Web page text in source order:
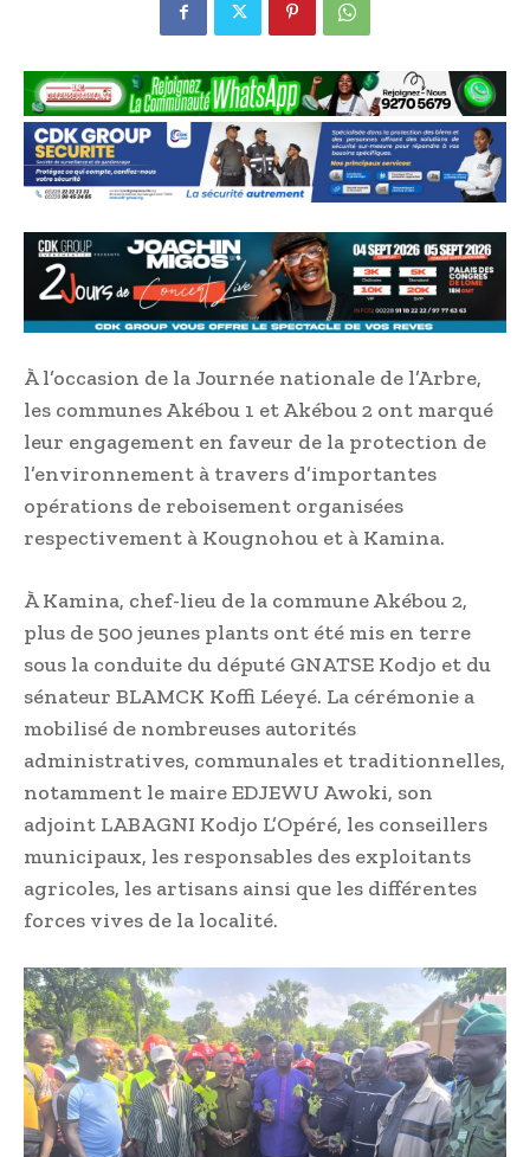
À l’occasion de la Journée nationale de l’Arbre,
les communes Akébou 1 et Akébou 2 ont marqué
leur engagement en faveur de la protection de
l’environnement à travers d’importantes
opérations de reboisement organisées
respectivement à Kougnohou et à Kamina.
À Kamina, chef-lieu de la commune Akébou 2,
plus de 500 jeunes plants ont été mis en terre
sous la conduite du député GNATSE Kodjo et du
sénateur BLAMCK Koffi Léeyé. La cérémonie a
mobilisé de nombreuses autorités
administratives, communales et traditionnelles,
notamment le maire EDJEWU Awoki, son
adjoint LABAGNI Kodjo L’Opéré, les conseillers
municipaux, les responsables des exploitants
agricoles, les artisans ainsi que les différentes
forces vives de la localité.